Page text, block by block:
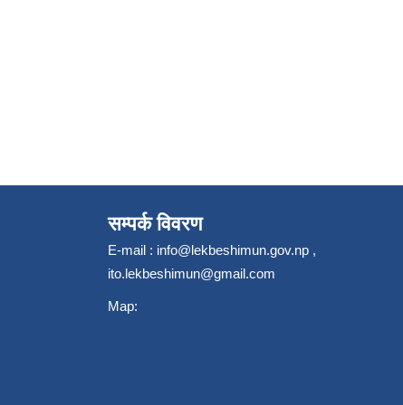
सम्पर्क विवरण
E-mail : info@lekbeshimun.gov.np ,
ito.lekbeshimun@gmail.com
Map: